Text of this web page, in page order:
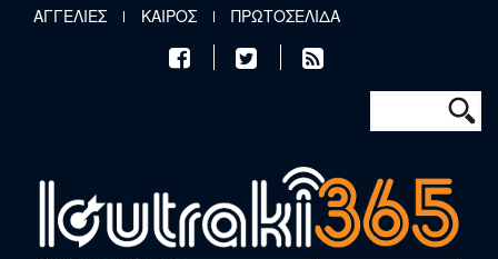
Παράκαμψη προς το κυρίως περιεχόμενο
ΑΓΓΕΛΙΕΣ ΚΑΙΡΟΣ ΠΡΩΤΟΣΕΛΙΔΑ
Φόρμα
Αναζήτηση